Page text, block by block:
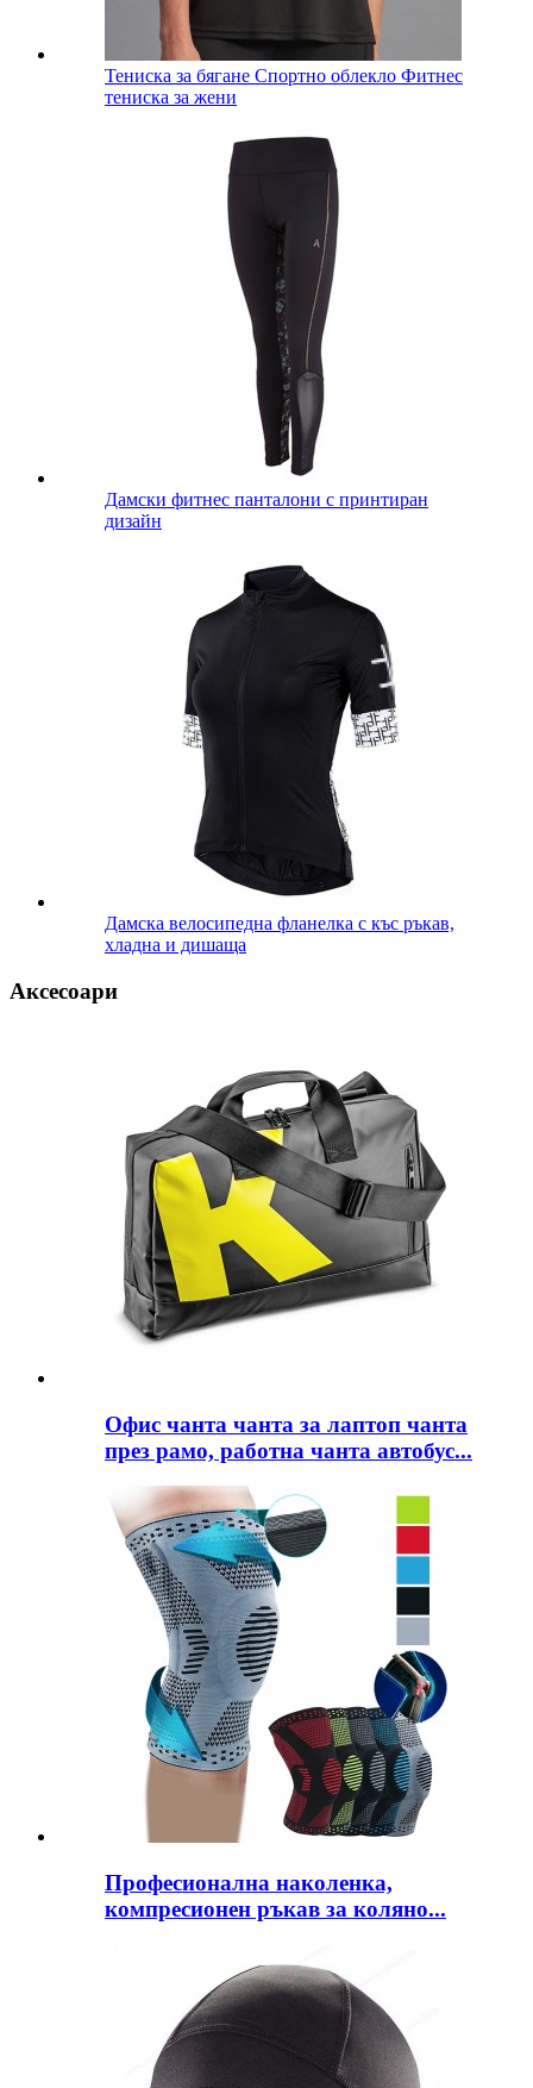
Тениска за бягане Спортно облекло Фитнес
тениска за жени
Дамски фитнес панталони с принтиран
дизайн
Дамска велосипедна фланелка с къс ръкав,
хладна и дишаща
Аксесоари
Офис чанта чанта за лаптоп чанта
през рамо, работна чанта автобус...
Професионална наколенка,
компресионен ръкав за коляно...